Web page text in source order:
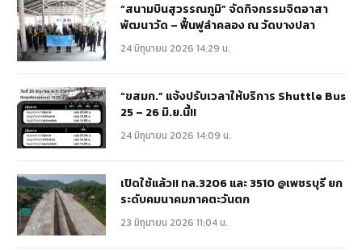
“สนามบินสุวรรณภูมิ” จัดกิจกรรมจิตอาสา
พัฒนาวัด – ฟื้นฟูลำคลอง ณ วัดบางปลา
24 มิถุนายน 2026 14:29 น.
“ขสมก.” แจ้งปรับเวลาให้บริการ Shuttle Bus
25 – 26 มิ.ย.นี้!!
24 มิถุนายน 2026 14:09 น.
เปิดใช้แล้ว!! ทล.3206 และ 3510 @เพชรบุรี ยก
ระดับคมนาคมภาคตะวันตก
23 มิถุนายน 2026 11:04 น.